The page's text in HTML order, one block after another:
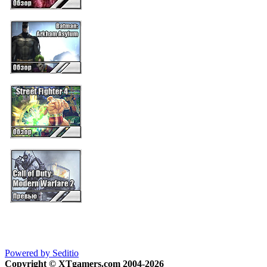
Powered by Seditio
Copyright © XTgamers.com 2004-2026